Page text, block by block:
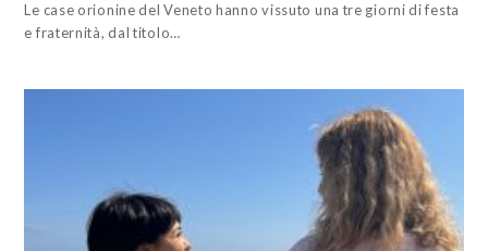
Le case orionine del Veneto hanno vissuto una tre giorni di festa
e fraternità, dal titolo…